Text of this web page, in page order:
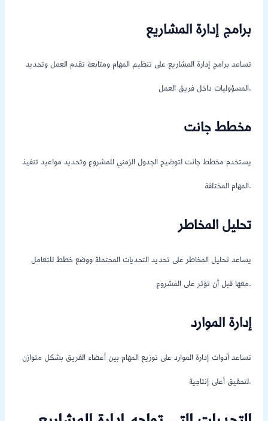
برامج إدارة المشاريع
تساعد برامج إدارة المشاريع على تنظيم المهام ومتابعة تقدم العمل وتحديد
المسؤوليات داخل فريق العمل.
مخطط جانت
يستخدم مخطط جانت لتوضيح الجدول الزمني للمشروع وتحديد مواعيد تنفيذ
المهام المختلفة.
تحليل المخاطر
يساعد تحليل المخاطر على تحديد التحديات المحتملة ووضع خطط للتعامل
معها قبل أن تؤثر على المشروع.
إدارة الموارد
تساعد أدوات إدارة الموارد على توزيع المهام بين أعضاء الفريق بشكل متوازن
لتحقيق أعلى إنتاجية.